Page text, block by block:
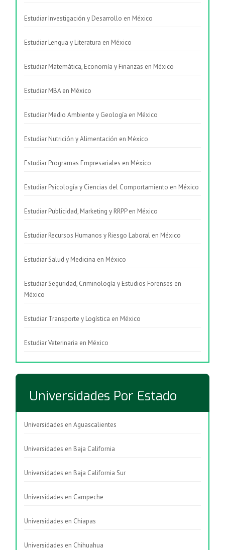
Estudiar Investigación y Desarrollo en México
Estudiar Lengua y Literatura en México
Estudiar Matemática, Economía y Finanzas en México
Estudiar MBA en México
Estudiar Medio Ambiente y Geología en México
Estudiar Nutrición y Alimentación en México
Estudiar Programas Empresariales en México
Estudiar Psicología y Ciencias del Comportamiento en México
Estudiar Publicidad, Marketing y RRPP en México
Estudiar Recursos Humanos y Riesgo Laboral en México
Estudiar Salud y Medicina en México
Estudiar Seguridad, Criminología y Estudios Forenses en
México
Estudiar Transporte y Logística en México
Estudiar Veterinaria en México
Universidades Por Estado
Universidades en Aguascalientes
Universidades en Baja California
Universidades en Baja California Sur
Universidades en Campeche
Universidades en Chiapas
Universidades en Chihuahua